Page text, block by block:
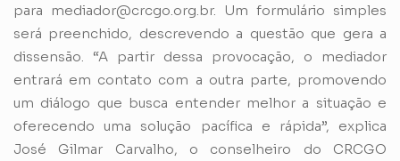
para mediador@crcgo.org.br. Um formulário simples
será preenchido, descrevendo a questão que gera a
dissensão. “A partir dessa provocação, o mediador
entrará em contato com a outra parte, promovendo
um diálogo que busca entender melhor a situação e
oferecendo uma solução pacífica e rápida”, explica
José Gilmar Carvalho, o conselheiro do CRCGO